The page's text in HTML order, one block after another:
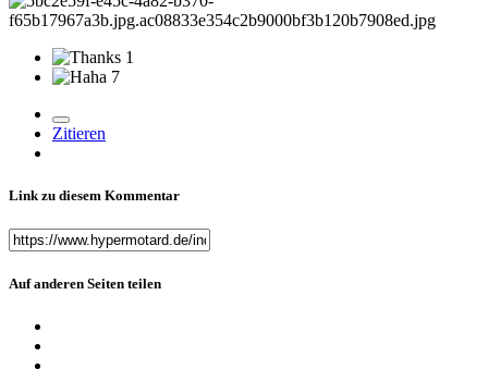
1
7
Zitieren
Link zu diesem Kommentar
Auf anderen Seiten teilen